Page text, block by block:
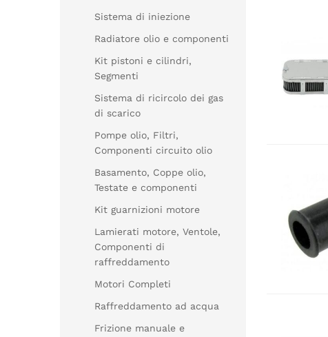
Sistema di iniezione
Radiatore olio e componenti
Kit pistoni e cilindri,
Segmenti
Sistema di ricircolo dei gas
di scarico
Pompe olio, Filtri,
Componenti circuito olio
Basamento, Coppe olio,
Testate e componenti
Kit guarnizioni motore
Lamierati motore, Ventole,
Componenti di
raffreddamento
Motori Completi
Raffreddamento ad acqua
Frizione manuale e